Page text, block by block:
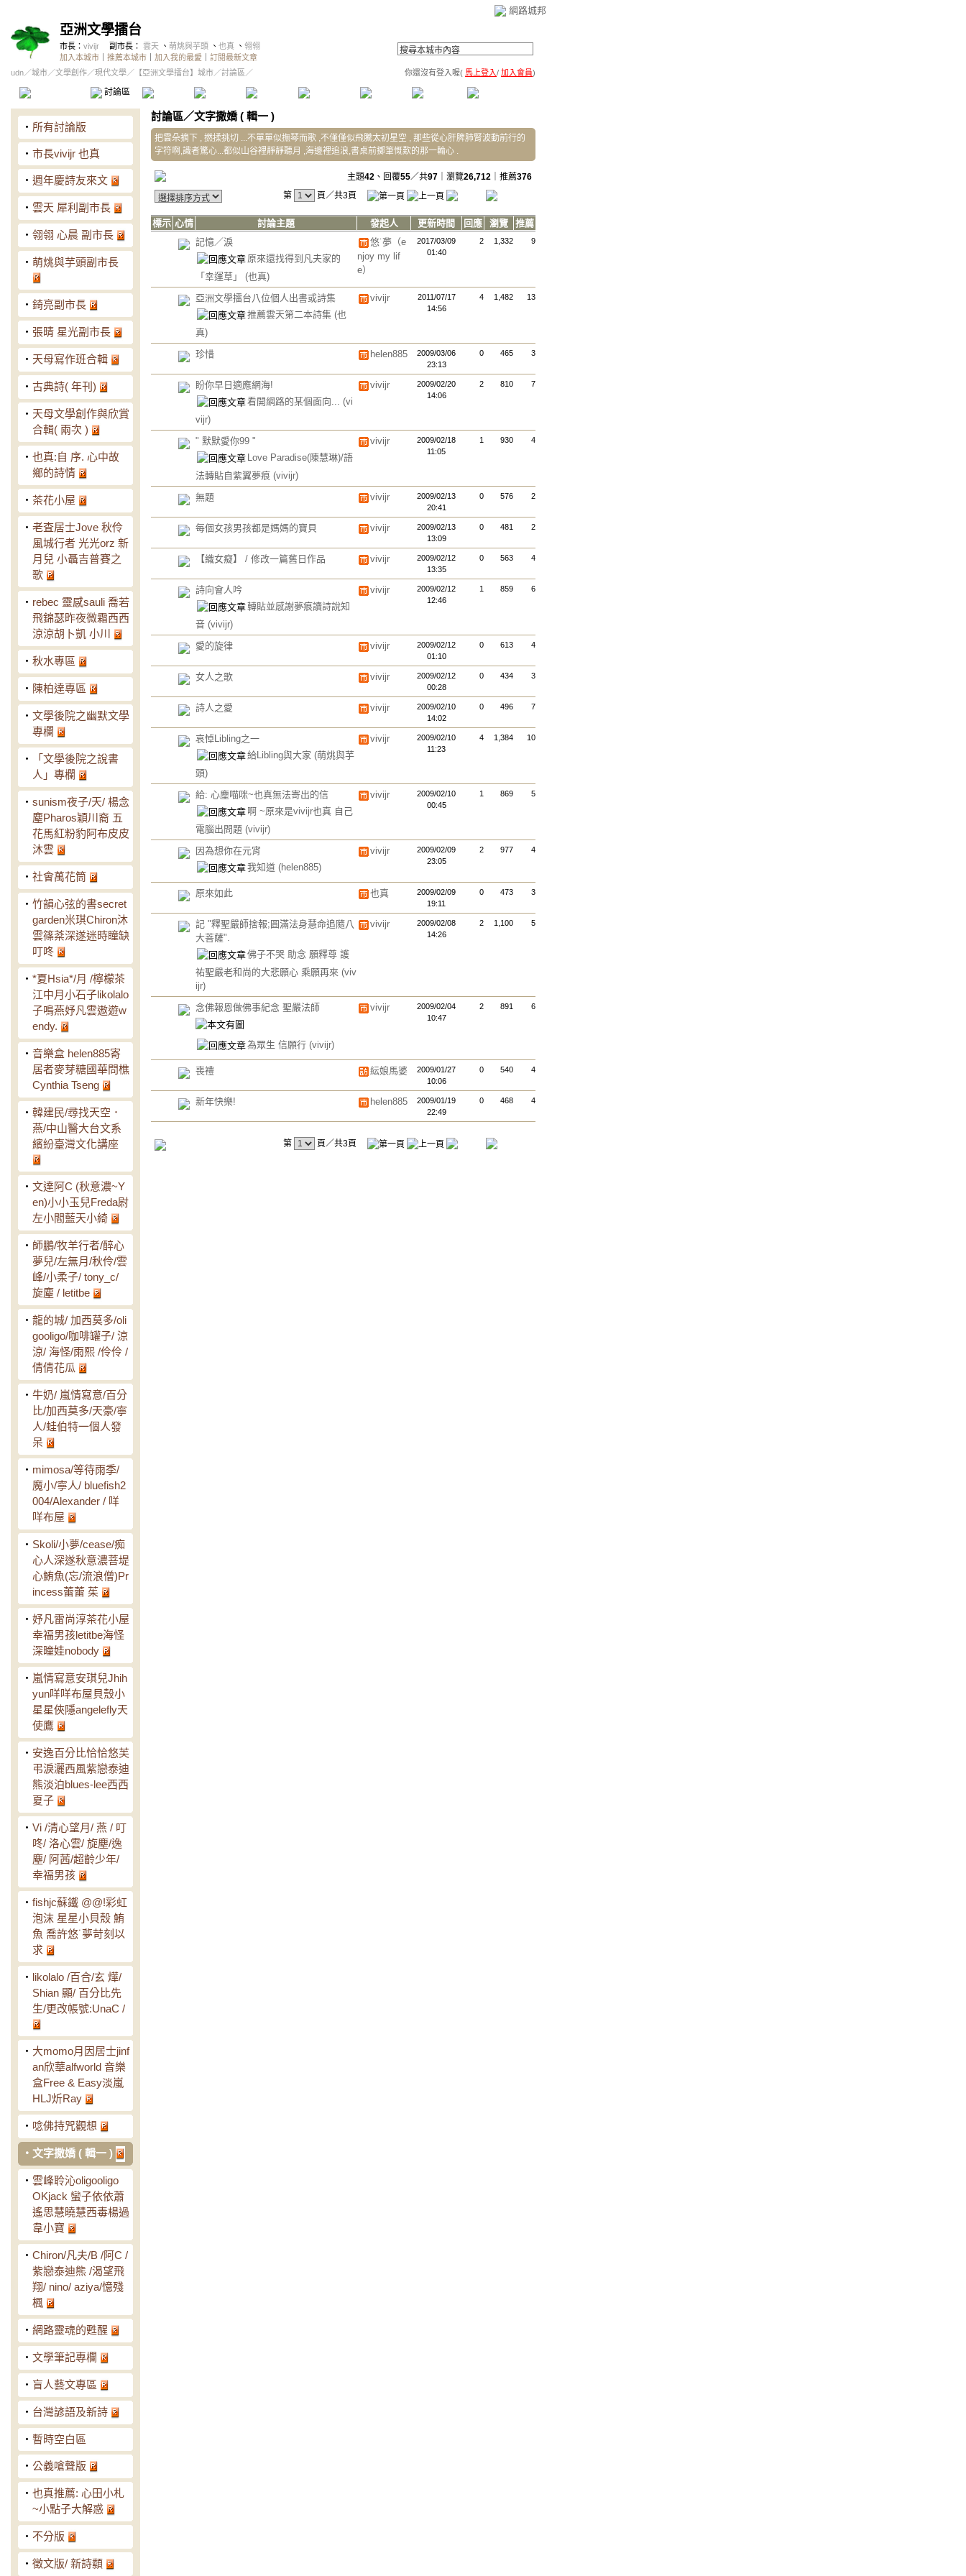
網路城邦
亞洲文學擂台
市長： vivijr 副市長： 雲天 、 萌烑與芋頭 、 也真 、 翎翎
加入本城市
推薦本城市 加入我的最愛
訂閱最新文章
udn／城市／文學創作／現代文學／ 【亞洲文學擂台】城市／討論區／ 你還沒有登入喔( 馬上登入/ 加入會員)
討論區 精華區 投票區 影像館 公告區 訪客簿 市政中心
‧ 所有討論版
‧ 市長vivijr 也真
‧ 週年慶詩友來文
‧ 雲天 犀利副市長
‧ 翎翎 心晨 副市長
‧ 萌烑與芋頭副市長
‧ 錡亮副市長
‧ 張晴 星光副市長
‧ 天母寫作班合輯
‧ 古典詩( 年刊)
‧ 天母文學創作與欣賞
合輯( 兩次 )
‧ 也真:自 序. 心中故
鄉的詩情
‧ 茶花小屋
‧ 老査居士Jove 秋伶
風城行者 光光orz 新
月兒 小聶吉普賽之
歌
‧ rebec 靈感sauli 喬若
飛錦瑟昨夜微霜西西
涼涼胡卜凱 小川
‧ 秋水專區
‧ 陳柏達專區
‧ 文學後院之幽默文學
專欄
‧
「文學後院之說書
人」專欄
‧ sunism夜子/天/ 楊念
塵Pharos穎川裔 五
花馬紅粉豹阿布皮皮
沐雲
‧ 社會萬花筒
‧ 竹韻心弦的書secret
garden米琪Chiron沐
雲篠棻深遂迷時瞳缺
叮咚
‧ *夏Hsia*/月 /檸檬茶
江中月小石子likolalo
子鳴燕妤凡雲遨遊w
endy.
‧ 音樂盒 helen885寄
居者麥芽糖國華問樵
Cynthia Tseng
‧ 韓建民/尋找天空．
燕/中山醫大台文系
繽紛臺灣文化講座
‧ 文達阿C (秋意濃~Y
en)小小玉兒Freda尉
左小閻藍天小綺
‧ 師鵬/牧羊行者/醉心
夢兒/左無月/秋伶/雲
峰/小柔子/ tony_c/
旋塵 / letitbe
‧ 龍的城/ 加西莫多/oli
gooligo/咖啡罐子/ 涼
涼/ 海怪/雨熙 /伶伶 /
倩倩花瓜
‧ 牛奶/ 嵐情寫意/百分
比/加西莫多/天豪/寧
人/蛙伯特一個人發
呆
‧ mimosa/等待雨季/
魔小/寧人/ bluefish2
004/Alexander / 咩
咩布屋
‧ Skoli/小夢/cease/痴
心人深遂秋意濃菩堤
心鮪魚(忘/流浪僧)Pr
incess蕾蕾 茱
‧ 妤凡雷尚淳茶花小屋
幸福男孩letitbe海怪
深曈娃nobody
‧ 嵐情寫意安琪兒Jhih
yun咩咩布屋貝殼小
星星俠隱angelefly天
使鷹
‧ 安逸百分比恰恰悠芙
弔淚灑西風紫戀泰迪
熊淡泊blues-lee西西
夏子
‧ Vi /清心望月/ 燕 / 叮
咚/ 洛心雲/ 旋塵/逸
塵/ 阿茜/超齡少年/
幸福男孩
‧ fishjc蘇鐵 @@!彩虹
泡沫 星星小貝殼 鮪
魚 喬許悠˙夢苛刻以
求
‧ likolalo /百合/玄 燁/
Shian 顯/ 百分比先
生/更改帳號:UnaC /
‧ 大momo月因居士jinf
an欣華alfworld 音樂
盒Free & Easy淡嵐
HLJ炘Ray
‧ 唸佛持咒觀想
‧ 文字撒嬌 ( 輯一 )
‧ 雲峰聆沁oligooligo
OKjack 蠻子依依蕭
遙思慧曉慧西毒楊過
韋小寶
‧ Chiron/凡夫/B /阿C /
紫戀泰迪熊 /渴望飛
翔/ nino/ aziya/憶殘
楓
‧ 網路靈魂的甦醒
‧ 文學筆記專欄
‧ 盲人藝文專區
‧ 台灣諺語及新詩
‧ 暫時空白區
‧ 公義嗆聲版
‧ 也真推薦: 心田小札
~小點子大解惑
‧ 不分版
‧ 徵文版/ 新詩纇
討論區／文字撒嬌 ( 輯一 )
把雲朵摘下 , 撚揉挑切 ...不單單似撫琴而歌 ,不僅僅似飛騰太初星空 , 那些從心肝脾肺腎波動前行的
字符啊,識者驚心...都似山谷裡靜靜聽月 ,海邊裡追浪,書桌前擲筆慨歎的那一輪心 .
主題42 、回覆55／共97 ｜瀏覽26,712 ｜推薦376
第
頁／共3頁
標示 心情 討論主題 發起人 更新時間 回應 瀏覽
推薦
記憶／淚
原來還找得到凡夫家的
「幸運草」 (也真)
悠˙夢（e
njoy my lif
e）
2017/03/09
01:40
2 1,332 9
亞洲文學擂台八位個人出書或詩集
推薦雲天第二本詩集 (也
真)
vivijr
2011/07/17
14:56
4 1,482 13
珍惜 helen885
2009/03/06
23:13
0 465 3
盼你早日適應網海!
看開網路的某個面向... (vi
vijr)
vivijr
2009/02/20
14:06
2 810 7
" 默默愛你99 "
Love Paradise(陳慧琳)/語
法轉貼自紫翼夢痕 (vivijr)
vivijr
2009/02/18
11:05
1 930 4
無題 vivijr
2009/02/13
20:41
0 576 2
每個女孩男孩都是媽媽的寶貝 vivijr
2009/02/13
13:09
0 481 2
【織女癡】 / 修改一篇舊日作品 vivijr
2009/02/12
13:35
0 563 4
詩向會人吟
轉貼並感謝夢痕讀詩說知
音 (vivijr)
vivijr
2009/02/12
12:46
1 859 6
愛的旋律 vivijr
2009/02/12
01:10
0 613 4
女人之歌 vivijr
2009/02/12
00:28
0 434 3
詩人之愛 vivijr
2009/02/10
14:02
0 496 7
哀悼Libling之一
給Libling與大家 (萌烑與芋
頭)
vivijr
2009/02/10
11:23
4 1,384 10
給: 心塵喵咪~也真無法寄出的信
啊 ~原來是vivijr也真 自己
電腦出問題 (vivijr)
vivijr
2009/02/10
00:45
1 869 5
因為想你在元宵
我知道 (helen885)
vivijr
2009/02/09
23:05
2 977 4
原來如此 也真
2009/02/09
19:11
0 473 3
記 "釋聖嚴師捨報;圓滿法身慧命追隨八
大菩薩".
佛子不哭 助念 願釋尊 護
祐聖嚴老和尚的大悲願心 乘願再來 (viv
ijr)
vivijr
2009/02/08
14:26
2 1,100 5
念佛報恩做佛事紀念 聖嚴法師
為眾生 信願行 (vivijr)
vivijr
2009/02/04
10:47
2 891 6
喪禮 紜娘馬婆
2009/01/27
10:06
0 540 4
新年快樂! helen885
2009/01/19
22:49
0 468 4
第 頁／共3頁